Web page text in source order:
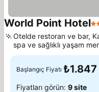
World Point Hotel3
Otelde restoran ve bar,
spa ve sağlıklı yaşam
Başlangıç Fiyatı ₺1.847
Fiyatları görün: 9 site